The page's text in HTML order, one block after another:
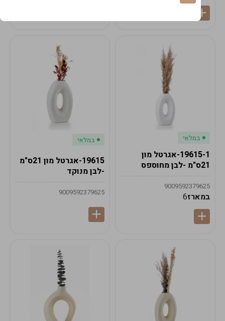
במלאי
19615-1-אגרטל מון
21ס"מ -לבן מחוספס
9009592379625
במארז6
במלאי
19615-אגרטל מון 21ס"מ
-לבן מנוקד
9009592379625